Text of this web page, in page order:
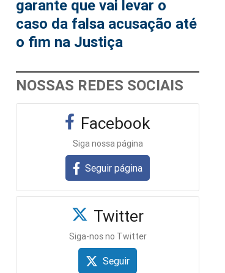
garante que vai levar o
caso da falsa acusação até
o fim na Justiça
NOSSAS REDES SOCIAIS
Facebook
Siga nossa página
Seguir página
Twitter
Siga-nos no Twitter
Seguir